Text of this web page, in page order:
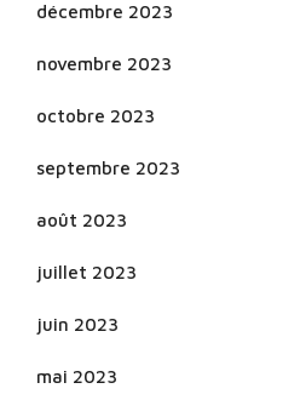
décembre 2023
novembre 2023
octobre 2023
septembre 2023
août 2023
juillet 2023
juin 2023
mai 2023